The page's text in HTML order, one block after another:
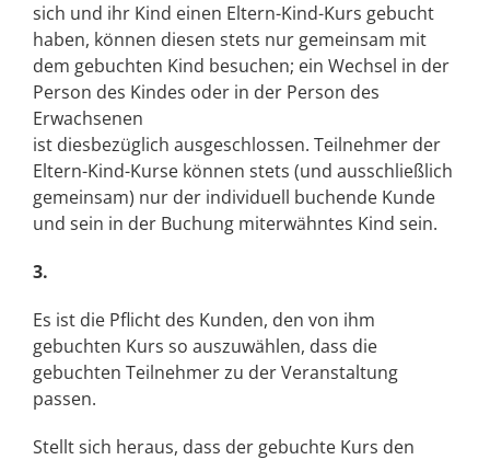
sich und ihr Kind einen Eltern-Kind-Kurs gebucht
haben, können diesen stets nur gemeinsam mit
dem gebuchten Kind besuchen; ein Wechsel in der
Person des Kindes oder in der Person des
Erwachsenen
ist diesbezüglich ausgeschlossen. Teilnehmer der
Eltern-Kind-Kurse können stets (und ausschließlich
gemeinsam) nur der individuell buchende Kunde
und sein in der Buchung miterwähntes Kind sein.
3.
Es ist die Pflicht des Kunden, den von ihm
gebuchten Kurs so auszuwählen, dass die
gebuchten Teilnehmer zu der Veranstaltung
passen.
Stellt sich heraus, dass der gebuchte Kurs den